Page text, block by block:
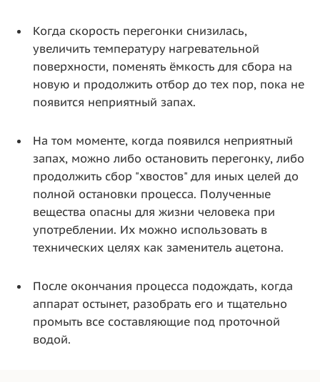
Когда скорость перегонки снизилась,
увеличить температуру нагревательной
поверхности, поменять ёмкость для сбора на
новую и продолжить отбор до тех пор, пока не
появится неприятный запах.
На том моменте, когда появился неприятный
запах, можно либо остановить перегонку, либо
продолжить сбор "хвостов" для иных целей до
полной остановки процесса. Полученные
вещества опасны для жизни человека при
употреблении. Их можно использовать в
технических целях как заменитель ацетона.
После окончания процесса подождать, когда
аппарат остынет, разобрать его и тщательно
промыть все составляющие под проточной
водой.